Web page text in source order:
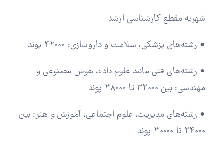
شهریه مقطع کارشناسی ارشد
• رشته‌های پزشکی، سلامت و داروسازی: 42000 پوند
• رشته‌های فنی مانند علوم داده، هوش مصنوعی و
مهندسی: بین 32000 تا 38000 پوند
• رشته‌های مدیریت، علوم اجتماعی، آموزش و هنر: بین
۲۴۰۰۰ تا ۳۰۰۰۰ پوند